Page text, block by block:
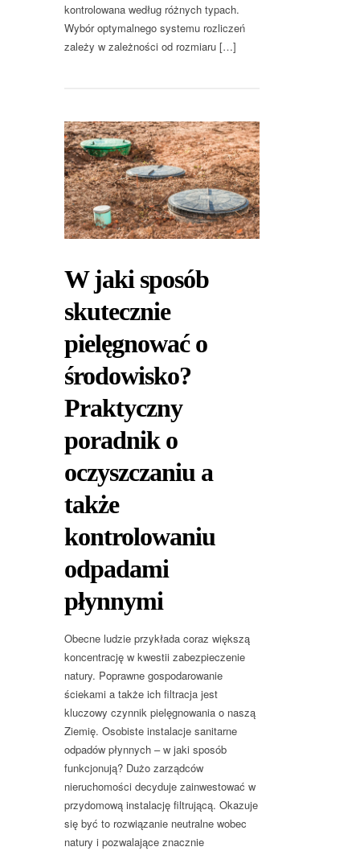
kontrolowana według różnych typach.
Wybór optymalnego systemu rozliczeń
zależy w zależności od rozmiaru […]
W jaki sposób
skutecznie
pielęgnować o
środowisko?
Praktyczny
poradnik o
oczyszczaniu a
także
kontrolowaniu
odpadami
płynnymi
Obecne ludzie przykłada coraz większą
koncentrację w kwestii zabezpieczenie
natury. Poprawne gospodarowanie
ściekami a także ich filtracja jest
kluczowy czynnik pielęgnowania o naszą
Ziemię. Osobiste instalacje sanitarne
odpadów płynnych – w jaki sposób
funkcjonują? Dużo zarządców
nieruchomości decyduje zainwestować w
przydomową instalację filtrującą. Okazuje
się być to rozwiązanie neutralne wobec
natury i pozwalające znacznie